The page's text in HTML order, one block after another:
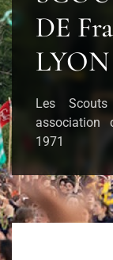
DE
Les
association
1971